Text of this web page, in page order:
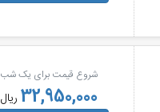
شروع قیمت برای یک شب
32,950,000 ریال